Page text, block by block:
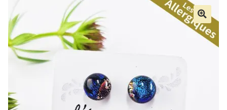
Qui suis-je ?
Fabrication artisanale
Démarche éco-responsable
Bijou sur-mesure
Marchés & Points de vente
🔍